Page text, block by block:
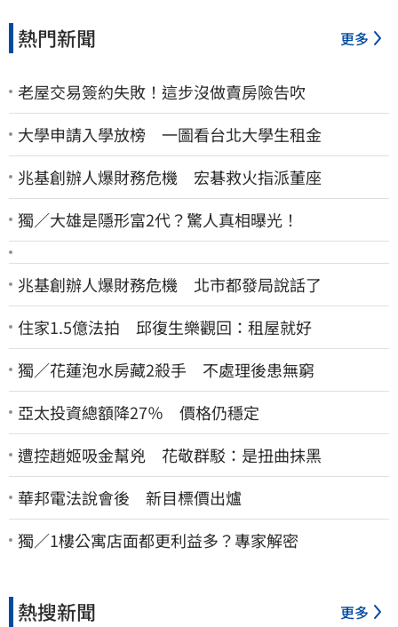
熱門新聞 更多
老屋交易簽約失敗！這步沒做賣房險告吹
大學申請入學放榜 一圖看台北大學生租金
兆基創辦人爆財務危機 宏碁救火指派董座
獨／大雄是隱形富2代？驚人真相曝光！
兆基創辦人爆財務危機 北市都發局說話了
住家1.5億法拍 邱復生樂觀回：租屋就好
獨／花蓮泡水房藏2殺手 不處理後患無窮
亞太投資總額降27％ 價格仍穩定
遭控趙姬吸金幫兇 花敬群駁：是扭曲抹黑
華邦電法說會後 新目標價出爐
獨／1樓公寓店面都更利益多？專家解密
熱搜新聞 更多